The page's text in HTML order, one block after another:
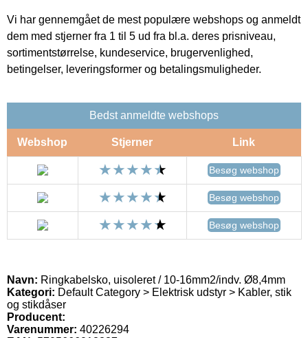
Vi har gennemgået de mest populære webshops og anmeldt
dem med stjerner fra 1 til 5 ud fra bl.a. deres prisniveau,
sortimentstørrelse, kundeservice, brugervenlighed,
betingelser, leveringsformer og betalingsmuligheder.
Bedst anmeldte webshops
Webshop Stjerner Link
Besøg webshop
Besøg webshop
Besøg webshop
Navn: Ringkabelsko, uisoleret / 10-16mm2/indv. Ø8,4mm
Kategori: Default Category > Elektrisk udstyr > Kabler, stik
og stikdåser
Producent:
Varenummer: 40226294